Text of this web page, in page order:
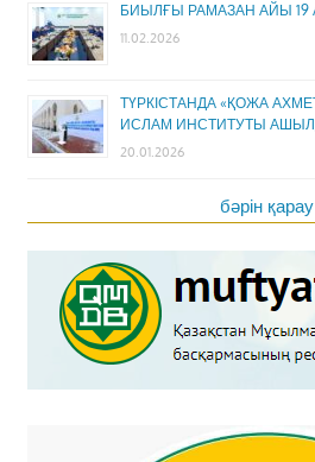
БИЫЛҒЫ РАМАЗАН АЙЫ
11.02.2026
ТҮРКІСТАНДА «ҚОЖА
ИСЛАМ ИНСТИТУТЫ
20.01.2026
бәрін қарау